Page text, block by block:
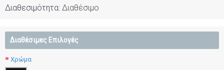
Διαθεσιμότητα: Διαθέσιμο
Διαθέσιμες Επιλογές
Χρώμα